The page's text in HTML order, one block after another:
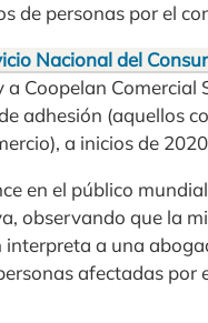
de personas por el
Nacional del
Coopelan Comercial
adhesión (aquellos
a inicios de
en el público
observando que la
interpreta a una
afectadas